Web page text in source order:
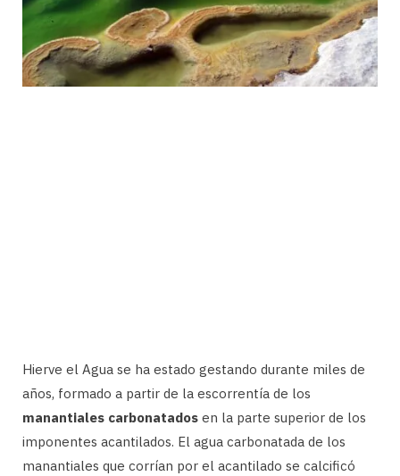
Hierve el Agua se ha estado gestando durante miles de
años, formado a partir de la escorrentía de los
manantiales carbonatados en la parte superior de los
imponentes acantilados. El agua carbonatada de los
manantiales que corrían por el acantilado se calcificó